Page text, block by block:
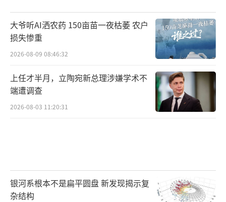
大爷听AI洒农药 150亩苗一夜枯萎 农户
损失惨重
2026-08-09 08:46:32
上任才半月，立陶宛新总理涉嫌学术不
端遭调查
2026-08-03 11:20:31
银河系根本不是扁平圆盘 新发现揭示复
杂结构